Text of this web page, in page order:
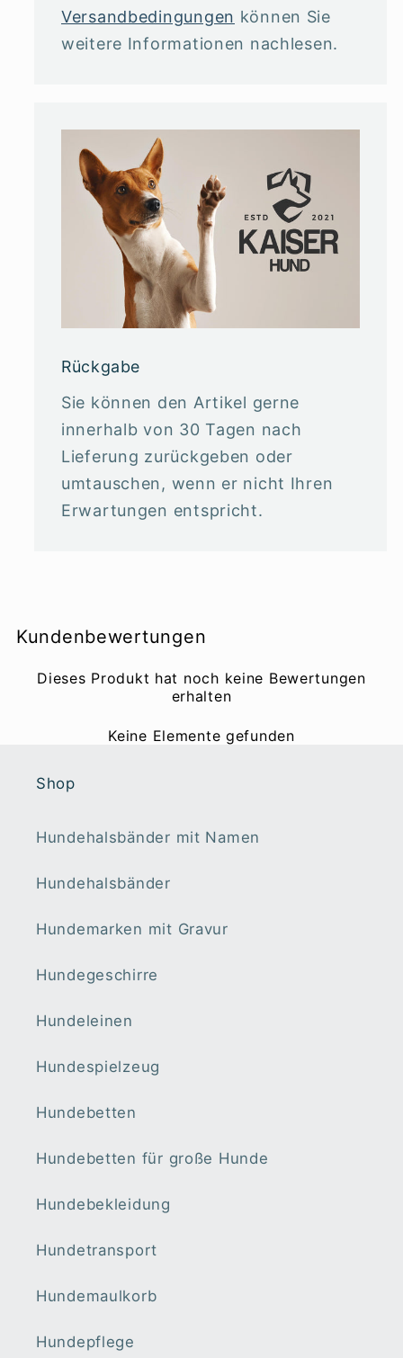
Versandbedingungen können Sie
weitere Informationen nachlesen.
Rückgabe
Sie können den Artikel gerne
innerhalb von 30 Tagen nach
Lieferung zurückgeben oder
umtauschen, wenn er nicht Ihren
Erwartungen entspricht.
Kundenbewertungen
Dieses Produkt hat noch keine Bewertungen
erhalten
Keine Elemente gefunden
Shop
Hundehalsbänder mit Namen
Hundehalsbänder
Hundemarken mit Gravur
Hundegeschirre
Hundeleinen
Hundespielzeug
Hundebetten
Hundebetten für große Hunde
Hundebekleidung
Hundetransport
Hundemaulkorb
Hundepflege